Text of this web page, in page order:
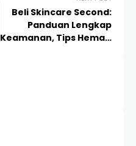
Beli Skincare Second:
Panduan Lengkap
Keamanan, Tips Hemat,